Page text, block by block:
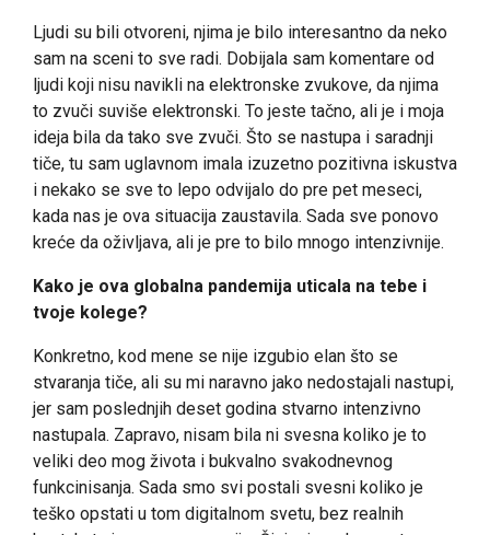
Ljudi su bili otvoreni, njima je bilo interesantno da neko
sam na sceni to sve radi. Dobijala sam komentare od
ljudi koji nisu navikli na elektronske zvukove, da njima
to zvuči suviše elektronski. To jeste tačno, ali je i moja
ideja bila da tako sve zvuči. Što se nastupa i saradnji
tiče, tu sam uglavnom imala izuzetno pozitivna iskustva
i nekako se sve to lepo odvijalo do pre pet meseci,
kada nas je ova situacija zaustavila. Sada sve ponovo
kreće da oživljava, ali je pre to bilo mnogo intenzivnije.
Kako je ova globalna pandemija uticala na tebe i
tvoje kolege?
Konkretno, kod mene se nije izgubio elan što se
stvaranja tiče, ali su mi naravno jako nedostajali nastupi,
jer sam poslednjih deset godina stvarno intenzivno
nastupala. Zapravo, nisam bila ni svesna koliko je to
veliki deo mog života i bukvalno svakodnevnog
funkcinisanja. Sada smo svi postali svesni koliko je
teško opstati u tom digitalnom svetu, bez realnih